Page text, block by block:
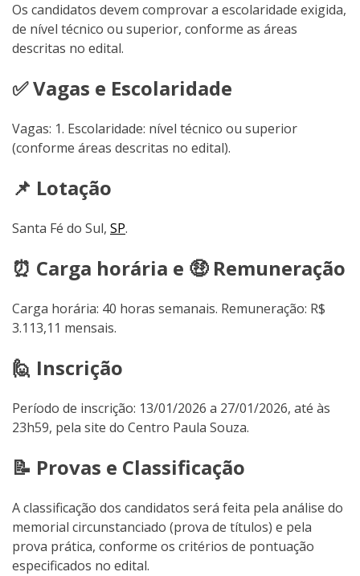
Os candidatos devem comprovar a escolaridade exigida,
de nível técnico ou superior, conforme as áreas
descritas no edital.
✅ Vagas e Escolaridade
Vagas: 1. Escolaridade: nível técnico ou superior
(conforme áreas descritas no edital).
📌 Lotação
Santa Fé do Sul, SP.
⏰ Carga horária e 🤑 Remuneração
Carga horária: 40 horas semanais. Remuneração: R$
3.113,11 mensais.
🙋 Inscrição
Período de inscrição: 13/01/2026 a 27/01/2026, até às
23h59, pela site do Centro Paula Souza.
📝 Provas e Classificação
A classificação dos candidatos será feita pela análise do
memorial circunstanciado (prova de títulos) e pela
prova prática, conforme os critérios de pontuação
especificados no edital.